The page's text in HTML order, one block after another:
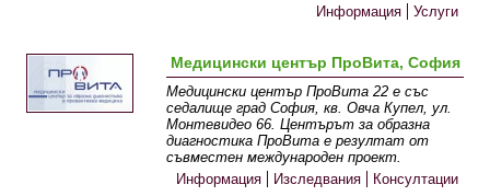
Информация
Услуги
Медицински център ПроВита, София
Медицински център ПроВита 22 е със
седалище град София, кв. Овча Купел, ул.
Монтевидео 66. Центърът за образна
диагностика ПроВита e резултат от
съвместен международен проект.
Информация
Изследвания Консултации